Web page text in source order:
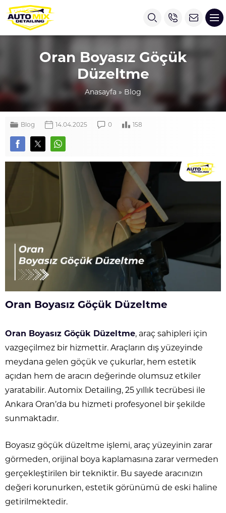
Oran Boyasız Göçük
Düzeltme
Anasayfa » Blog
Blog 14.04.2025 0 158
Oran Boyasız Göçük Düzeltme
Oran Boyasız Göçük Düzeltme, araç sahipleri için
vazgeçilmez bir hizmettir. Araçların dış yüzeyinde
meydana gelen göçük ve çukurlar, hem estetik
açıdan hem de aracın değerinde olumsuz etkiler
yaratabilir. Automix Detailing, 25 yıllık tecrübesi ile
Ankara Oran’da bu hizmeti profesyonel bir şekilde
sunmaktadır.
Boyasız göçük düzeltme işlemi, araç yüzeyinin zarar
görmeden, orijinal boya kaplamasına zarar vermeden
gerçekleştirilen bir tekniktir. Bu sayede aracınızın
değeri korunurken, estetik görünümü de eski haline
getirilmektedir.